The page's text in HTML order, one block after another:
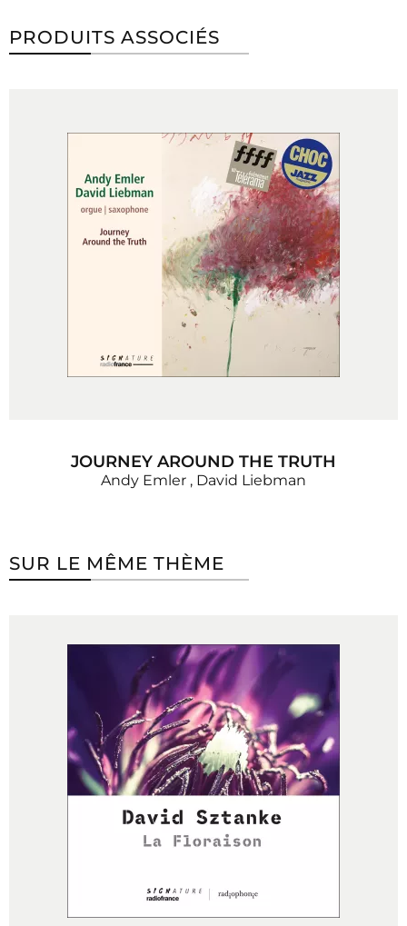
PRODUITS ASSOCIÉS
JOURNEY AROUND THE TRUTH
Andy Emler , David Liebman
SUR LE MÊME THÈME